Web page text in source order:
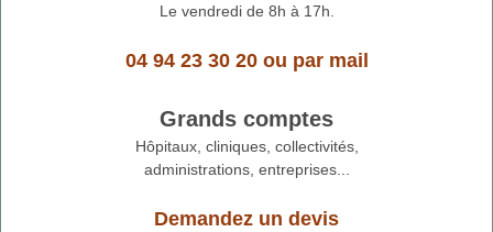
Le vendredi de 8h à 17h.
04 94 23 30 20ou par mail
Grands comptes
Hôpitaux, cliniques, collectivités,
administrations, entreprises...
Demandez un devis